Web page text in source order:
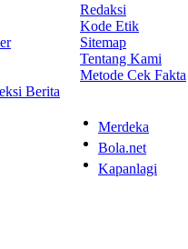
Redaksi
Kode Etik
Sitemap
Tentang Kami
Metode Cek Fakta
Berita
Merdeka
Bola.net
Kapanlagi